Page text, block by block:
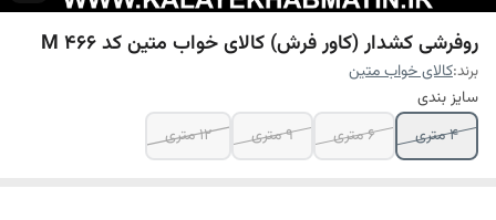
روفرشی کشدار (کاور فرش) کالای خواب متین کد M 466
برند:کالای خواب متین
سایز بندی
4 متری
6 متری 9 متری 12 متری